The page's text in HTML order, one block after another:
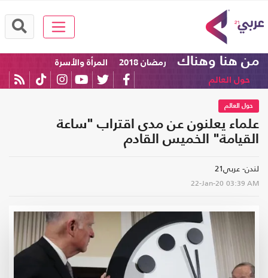
من هنا وهناك رمضان 2018
المرأة والأسرة
حول العالم
حول العالم
علماء يعلنون عن مدى اقتراب "ساعة
القيامة" الخميس القادم
لندن- عربي21
22-Jan-20 03:39 AM